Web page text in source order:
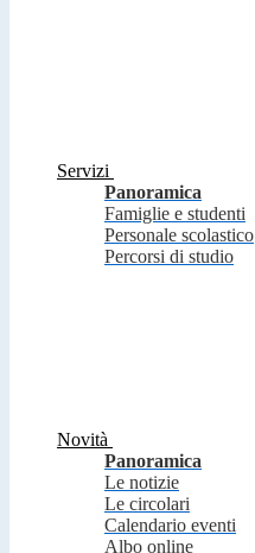
Servizi
Panoramica
Famiglie e studenti
Personale scolastico
Percorsi di studio
Novità
Panoramica
Le notizie
Le circolari
Calendario eventi
Albo online